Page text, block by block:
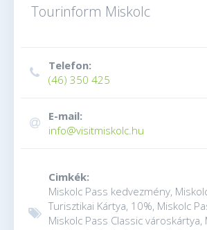
Tourinform Miskolc
Telefon:
(46) 350 425
E-mail:
info@visitmiskolc.hu
Cimkék:
Miskolc Pass kedvezmény,
Turisztikai Kártya, 10%, Miskolc
Miskolc Pass Classic városkártya,